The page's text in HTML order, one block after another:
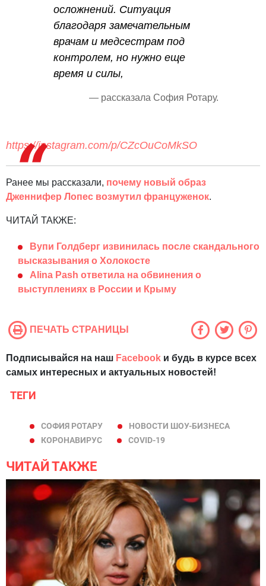
осложнений. Ситуация
благодаря замечательным
врачам и медсестрам под
контролем, но нужно еще
время и силы,
— рассказала София Ротару.
https://instagram.com/p/CZcOuCoMkSO
Ранее мы рассказали, почему новый образ
Дженнифер Лопес возмутил француженок.
ЧИТАЙ ТАКЖЕ:
Вупи Голдберг извинилась после скандального
высказывания о Холокосте
Alina Pash ответила на обвинения о
выступлениях в России и Крыму
ПЕЧАТЬ СТРАНИЦЫ
Подписывайся на наш Facebook и будь в курсе всех
самых интересных и актуальных новостей!
ТЕГИ
СОФИЯ РОТАРУ
НОВОСТИ ШОУ-БИЗНЕСА
КОРОНАВИРУС
COVID-19
ЧИТАЙ ТАКЖЕ